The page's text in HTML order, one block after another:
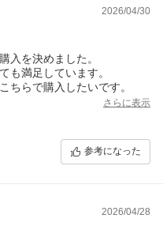
2026/04/30
入を決めました。
も満足しています。
ちらで購入したいです。
さらに表示
参考になった
2026/04/28